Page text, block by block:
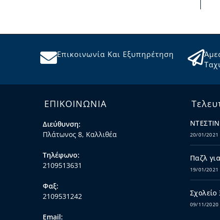
Επικοινωνία Και Εξυπηρέτηση
ΕΠΙΚΟΙΝΩΝΙΑ
Διεύθυνση:
Πλάτωνος 8, Καλλιθέα
Τηλέφωνο:
2109513631
Φαξ:
2109531242
Email:
20/01/2021
Παζλ
19/01/2021
09/11/2020